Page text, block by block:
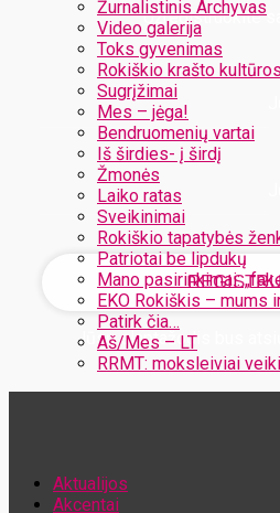
Žurnalistinis Archyvas
Video galerija
Toks gyvenimas
Rokiškio krašto
Sugrįžimai
Mes – jėga!
Bendruomenių vartai
Iš širdies- į širdį
Žmonės
Laiko ratas
Sveikinimai
Rokiškio tapatybės
Patriotai be lipdukų
Mano pasirinkimai:
EKO Rokiškis – mums
Patirk čia…
Aš/Mes – LT
RRMT: moksleiviai
Užregistruokite
Jūsų slaptažodis bus
Aktualijos
Akcentai